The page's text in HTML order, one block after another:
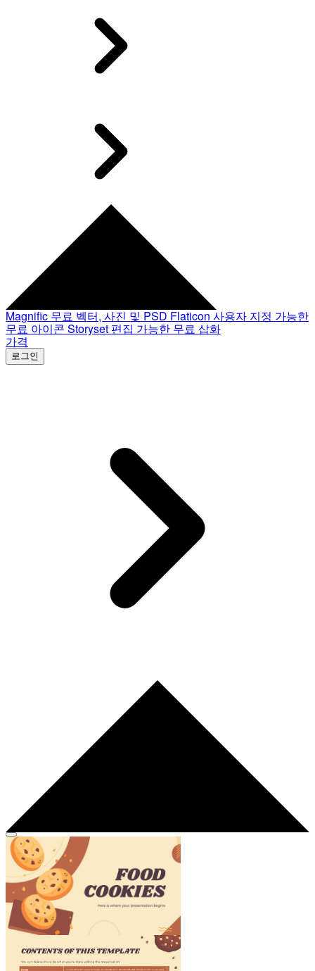
Magnific 무료 벡터, 사진 및 PSD Flaticon 사용자 지정 가능한
무료 아이콘 Storyset 편집 가능한 무료 삽화
가격
로그인